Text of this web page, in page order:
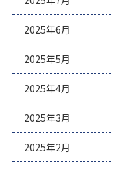
2025年6月
2025年5月
2025年4月
2025年3月
2025年2月